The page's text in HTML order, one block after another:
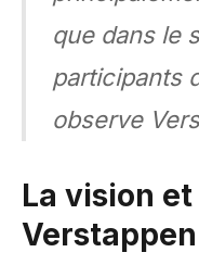
que dans le
participants
observe
La vision
Verstappen